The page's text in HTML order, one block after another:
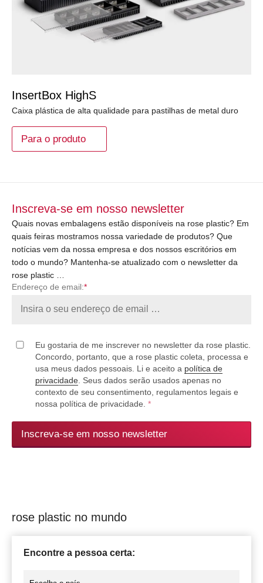
InsertBox HighS
Caixa plástica de alta qualidade para pastilhas de metal duro
Para o produto
Inscreva-se em nosso newsletter
Quais novas embalagens estão disponíveis na rose plastic? Em
quais feiras mostramos nossa variedade de produtos? Que
notícias vem da nossa empresa e dos nossos escritórios em
todo o mundo? Mantenha-se atualizado com o newsletter da
rose plastic …
Endereço de email:*
Eu gostaria de me inscrever no newsletter da rose plastic.
Concordo, portanto, que a rose plastic coleta, processa e
usa meus dados pessoais. Li e aceito a política de
privacidade . Seus dados serão usados apenas no
contexto de seu consentimento, regulamentos legais e
nossa política de privacidade. *
Inscreva-se em nosso newsletter
rose plastic no mundo
Encontre a pessoa certa: